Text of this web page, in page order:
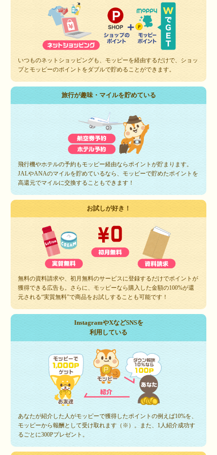
いつものネットショッピングも、モッピーを経由するだけで、ショッ
プとモッピーのポイントをダブルで貯めることができます。
旅行が趣味・マイルを貯めている
飛行機やホテルの予約もモッピー経由ならポイントが貯まります。
JALやANAのマイルを貯めているなら、モッピーで貯めたポイントを
高還元でマイルに交換することもできます！
お試しが好き！
無料の資料請求や、初月無料のサービスに登録するだけでポイントが
獲得できる広告も。さらに、モッピーなら購入した金額の100%が還
元される“実質無料”で商品をお試しすることも可能です！
InstagramやXなどSNSを
利用している
あなたが紹介した人がモッピーで獲得したポイントの例えば10%を、
モッピーから報酬として受け取れます（※）。また、1人紹介成功す
るごとに300Pプレゼント。